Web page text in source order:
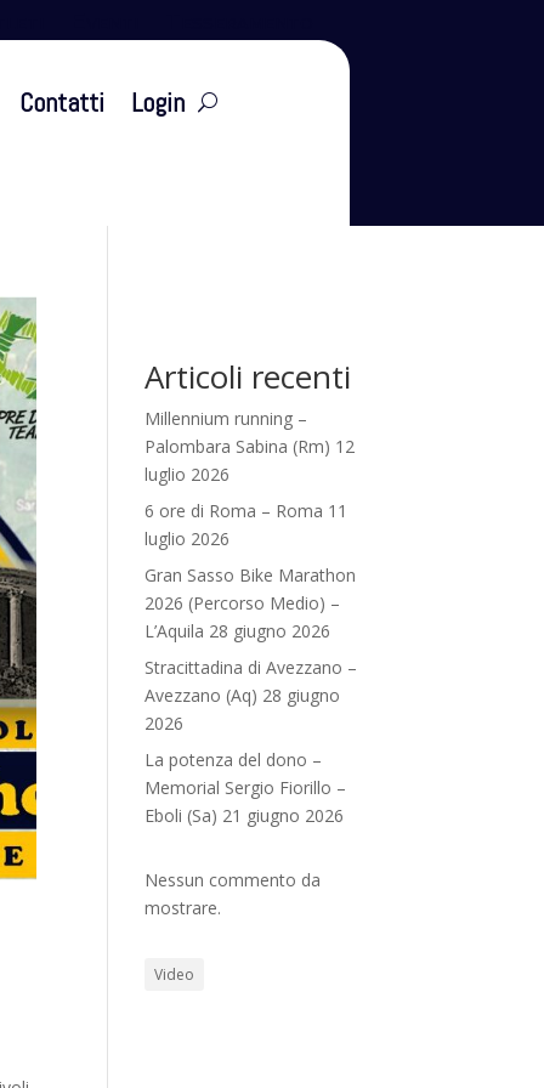
Contatti Login
Articoli recenti
Millennium running –
Palombara Sabina (Rm) 12
luglio 2026
6 ore di Roma – Roma 11
luglio 2026
Gran Sasso Bike Marathon
2026 (Percorso Medio) –
L’Aquila 28 giugno 2026
Stracittadina di Avezzano –
Avezzano (Aq) 28 giugno
2026
La potenza del dono –
Memorial Sergio Fiorillo –
Eboli (Sa) 21 giugno 2026
Nessun commento da
mostrare.
Video